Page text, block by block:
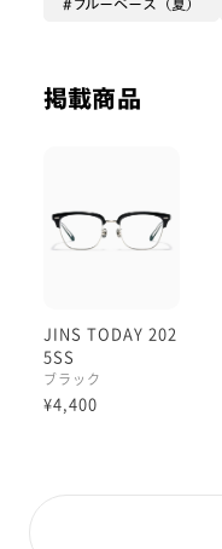
ブルーベース（夏）
掲載商品
JINS TODAY 202
5SS
ブラック
¥4,400